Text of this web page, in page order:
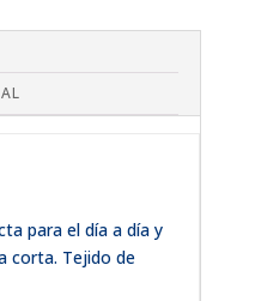
para el día a día y
corta. Tejido de